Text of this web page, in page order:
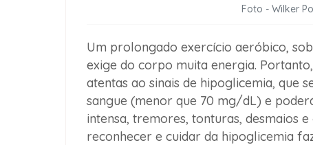
Foto - Wilker
Um prolongado exercício aeróbico,
exige do corpo muita energia.
atentas ao sinais de hipoglicemia, que
sangue (menor que 70 mg/dL) e
intensa, tremores, tonturas, desmaios
reconhecer e cuidar da hipoglicemia